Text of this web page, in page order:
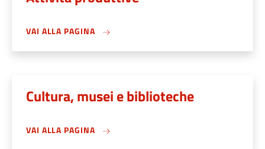
VAI ALLA PAGINA
Cultura, musei e biblioteche
VAI ALLA PAGINA